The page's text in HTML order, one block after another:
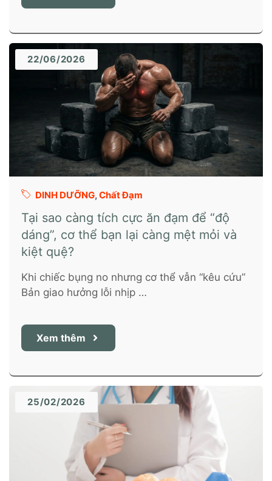
22/06/2026
DINH DƯỠNG,Chất Đạm
Tại sao càng tích cực ăn đạm để “độ
dáng”, cơ thể bạn lại càng mệt mỏi và
kiệt quệ?
Khi chiếc bụng no nhưng cơ thể vẫn “kêu cứu”
Bản giao hưởng lỗi nhịp …
Xem thêm
25/02/2026